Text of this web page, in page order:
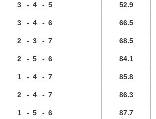
3 - 4 - 5 52.9
3 - 4 - 6 66.5
2 - 3 - 7 68.5
2 - 5 - 6 84.1
1 - 4 - 7 85.8
2 - 4 - 7 86.3
1 - 5 - 6 87.7